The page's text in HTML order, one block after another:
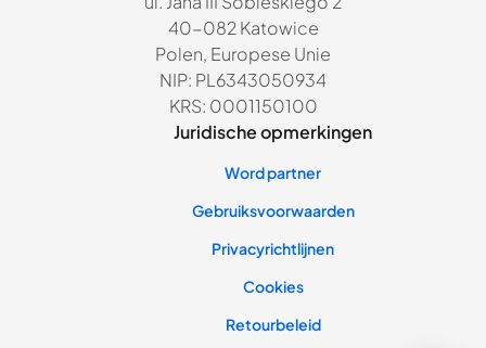
40-082 Katowice
Polen, Europese Unie
NIP: PL6343050934
KRS: 0001150100
Juridische opmerkingen
Word partner
Gebruiksvoorwaarden
Privacyrichtlijnen
Cookies
Retourbeleid